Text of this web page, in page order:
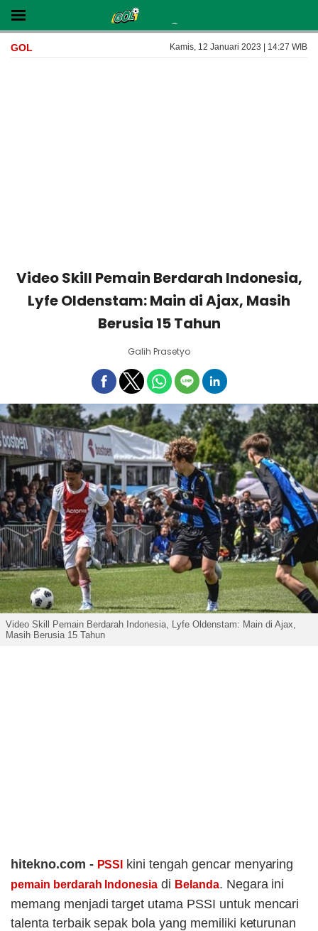
GOL Kamis, 12 Januari 2023 | 14:27 WIB
Video Skill Pemain Berdarah Indonesia,
Lyfe Oldenstam: Main di Ajax, Masih
Berusia 15 Tahun
Galih Prasetyo
Video Skill Pemain Berdarah Indonesia, Lyfe Oldenstam: Main di Ajax,
Masih Berusia 15 Tahun
hitekno.com - PSSI kini tengah gencar menyaring
pemain berdarah Indonesia di Belanda. Negara ini
memang menjadi target utama PSSI untuk mencari
talenta terbaik sepak bola yang memiliki keturunan